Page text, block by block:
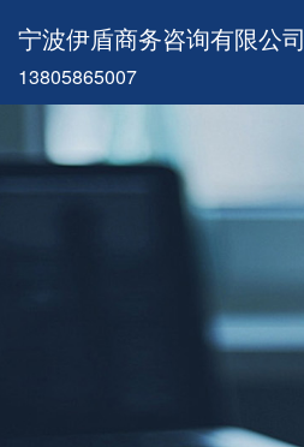
宁波伊盾商务咨询有限公司
13805865007